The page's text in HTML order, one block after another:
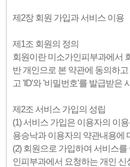
제2장 회원 가입과 서비스 이용
제1조 회원의 정의
회원이란 미소가인피부과에서
반 개인으로 본 약관에 동의하
고 'ID'와 '비밀번호'를 발급받은
제2조 서비스 가입의 성립
(1) 서비스 가입은 이용자의 이
용승낙과 이용자의 약관내용에
(2) 회원으로 가입하여 서비스
인피부과에서 요청하는 개인